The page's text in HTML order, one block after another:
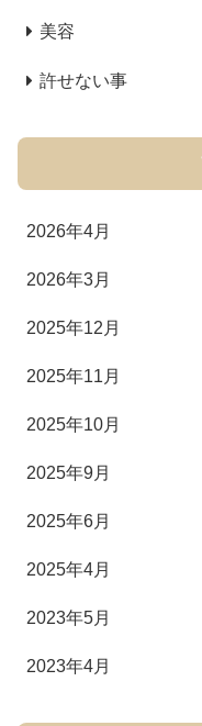
美容
許せない事
2026年4月
2026年3月
2025年12月
2025年11月
2025年10月
2025年9月
2025年6月
2025年4月
2023年5月
2023年4月